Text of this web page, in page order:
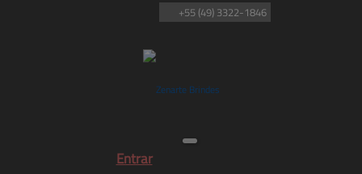
Entrar
+55 (49) 3322-1846